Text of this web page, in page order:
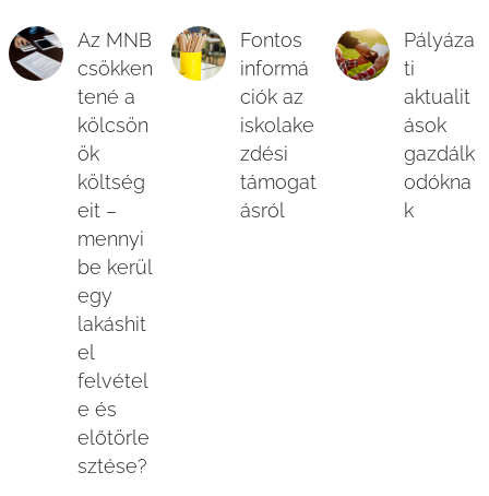
Az MNB
csökken
tené a
kölcsön
ök
költség
eit –
mennyi
be kerül
egy
lakáshit
el
felvétel
e és
előtörle
sztése?
Fontos
informá
ciók az
iskolake
zdési
támogat
ásról
Pályáza
ti
aktualit
ások
gazdálk
odókna
k